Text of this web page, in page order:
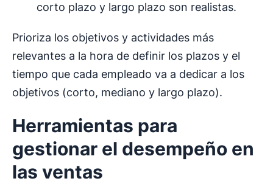
corto plazo y largo plazo son realistas.
Prioriza los objetivos y actividades más
relevantes a la hora de definir los plazos y el
tiempo que cada empleado va a dedicar a los
objetivos (corto, mediano y largo plazo).
Herramientas para
gestionar el desempeño en
las ventas